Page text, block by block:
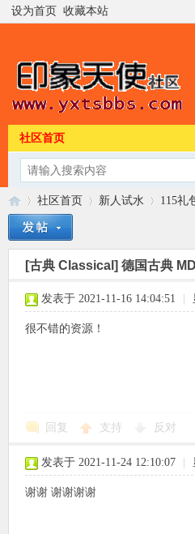
设为首页 收藏本站
社区首页
»
社区首页
›
新人试水
›
115礼
[古典 Classical] 德国古典
发表于 2021-11-16 14:04:51
很不错的资源！
回复 支持 反对
发表于 2021-11-24 12:10:07
谢谢 谢谢谢谢